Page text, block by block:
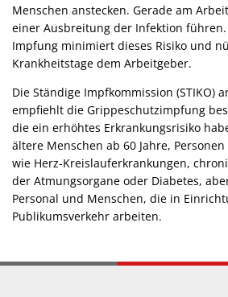
Menschen anstecken. Gerade am
einer Ausbreitung der Infektion
Impfung minimiert dieses Risiko und
Krankheitstage dem Arbeitgeber.
Die Ständige Impfkommission (STIKO)
empfiehlt die Grippeschutzimpfung
die ein erhöhtes Erkrankungsrisiko
ältere Menschen ab 60 Jahre,
wie Herz-Kreislauferkrankungen,
der Atmungsorgane oder Diabetes,
Personal und Menschen, die in
Publikumsverkehr arbeiten.